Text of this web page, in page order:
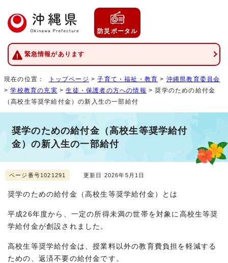
防災ポータル
緊急情報があります
現在の位置： トップページ >子育て・福祉・教育 > 沖縄県教育委員会
>学校教育の充実 >生徒・保護者の方への情報 > 奨学のための給付金
（高校生等奨学給付金）の新入生の一部給付
奨学のための給付金（高校生等奨学給付
金）の新入生の一部給付
ページ番号1021291 更新日 2026年5月1日
奨学のための給付金（高校生等奨学給付金）とは
平成26年度から、一定の所得未満の世帯を対象に高校生等奨
学給付金が創設されました。
高校生等奨学給付金は、授業料以外の教育費負担を軽減する
ための、返済不要の給付金です。